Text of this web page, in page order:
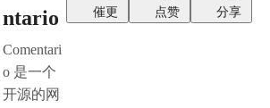
ntario
Comentari
o 是一个
开源的网
催更 点赞 分享